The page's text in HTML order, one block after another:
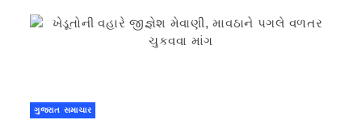
ગુજરાત સમાચાર